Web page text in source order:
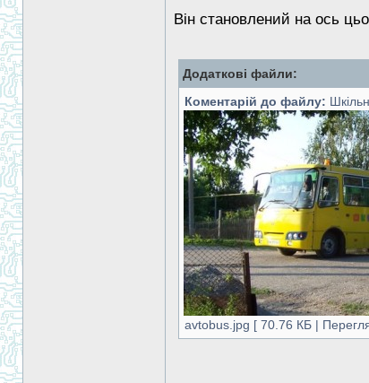
Він становлений на ось
Додаткові файли:
Коментарій до файлу:
avtobus.jpg [ 70.76 КБ |